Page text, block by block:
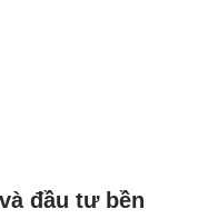
đầu tư bền